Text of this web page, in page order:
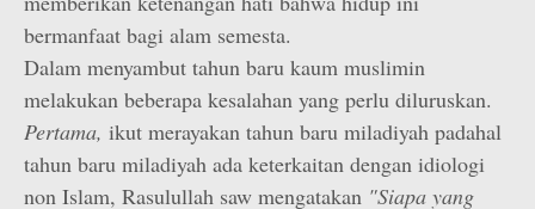
bermanfaat bagi alam semesta.
Dalam menyambut tahun baru kaum muslimin
melakukan beberapa kesalahan yang perlu diluruskan.
Pertama, ikut merayakan tahun baru miladiyah padahal
tahun baru miladiyah ada keterkaitan dengan idiologi
non Islam, Rasulullah saw mengatakan "Siapa yang